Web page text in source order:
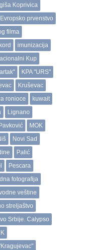
Koprivica
Evropsko prvenstvo
filma
imunizacija
Kup
KPA "URS"
Kruševac
ronioce
kuwait
Lignano
MOK
Novi Sad
Palić
Pescara
fotografija
veštine
streljaštvo
Srbije. Calypso